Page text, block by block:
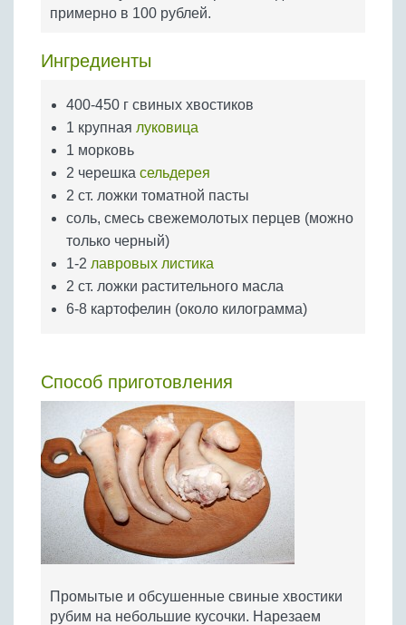
Бобовые
Крупы
примерно в 100 рублей.
Ингредиенты
400-450 г свиных хвостиков
1 крупная луковица
1 морковь
2 черешка сельдерея
2 ст. ложки томатной пасты
соль, смесь свежемолотых перцев (можно
только черный)
1-2 лавровых листика
2 ст. ложки растительного масла
6-8 картофелин (около килограмма)
Способ приготовления
Промытые и обсушенные свиные хвостики
рубим на небольшие кусочки. Нарезаем